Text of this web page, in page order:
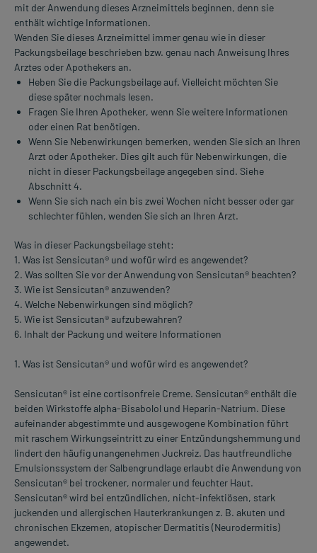
mit der Anwendung dieses Arzneimittels beginnen, denn sie
enthält wichtige Informationen.
Wenden Sie dieses Arzneimittel immer genau wie in dieser
Packungsbeilage beschrieben bzw. genau nach Anweisung Ihres
Arztes oder Apothekers an.
Heben Sie die Packungsbeilage auf. Vielleicht möchten Sie
diese später nochmals lesen.
Fragen Sie Ihren Apotheker, wenn Sie weitere Informationen
oder einen Rat benötigen.
Wenn Sie Nebenwirkungen bemerken, wenden Sie sich an Ihren
Arzt oder Apotheker. Dies gilt auch für Nebenwirkungen, die
nicht in dieser Packungsbeilage angegeben sind. Siehe
Abschnitt 4.
Wenn Sie sich nach ein bis zwei Wochen nicht besser oder gar
schlechter fühlen, wenden Sie sich an Ihren Arzt.
Was in dieser Packungsbeilage steht:
1. Was ist Sensicutan® und wofür wird es angewendet?
2. Was sollten Sie vor der Anwendung von Sensicutan® beachten?
3. Wie ist Sensicutan® anzuwenden?
4. Welche Nebenwirkungen sind möglich?
5. Wie ist Sensicutan® aufzubewahren?
6. Inhalt der Packung und weitere Informationen
1. Was ist Sensicutan® und wofür wird es angewendet?
Sensicutan® ist eine cortisonfreie Creme. Sensicutan® enthält die
beiden Wirkstoffe alpha-Bisabolol und Heparin-Natrium. Diese
aufeinander abgestimmte und ausgewogene Kombination führt
mit raschem Wirkungseintritt zu einer Entzündungshemmung und
lindert den häufig unangenehmen Juckreiz. Das hautfreundliche
Emulsionssystem der Salbengrundlage erlaubt die Anwendung von
Sensicutan® bei trockener, normaler und feuchter Haut.
Sensicutan® wird bei entzündlichen, nicht-infektiösen, stark
juckenden und allergischen Hauterkrankungen z. B. akuten und
chronischen Ekzemen, atopischer Dermatitis (Neurodermitis)
angewendet.